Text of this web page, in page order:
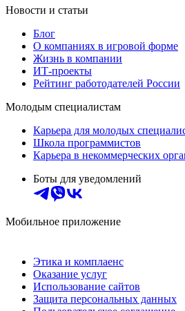
Новости и статьи
Блог
О компаниях в игровой форме
Жизнь в компании
ИТ-проекты
Рейтинг работодателей России
Молодым специалистам
Карьера для молодых
Школа программистов
Карьера в некоммерческих
Боты для уведомлений
Мобильное приложение
Этика и комплаенс
Оказание услуг
Использование сайтов
Защита персональных данных